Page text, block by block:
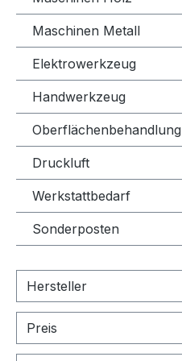
Maschinen Metall
Elektrowerkzeug
Handwerkzeug
Oberflächenbehandlung
Druckluft
Werkstattbedarf
Sonderposten
Hersteller
Preis